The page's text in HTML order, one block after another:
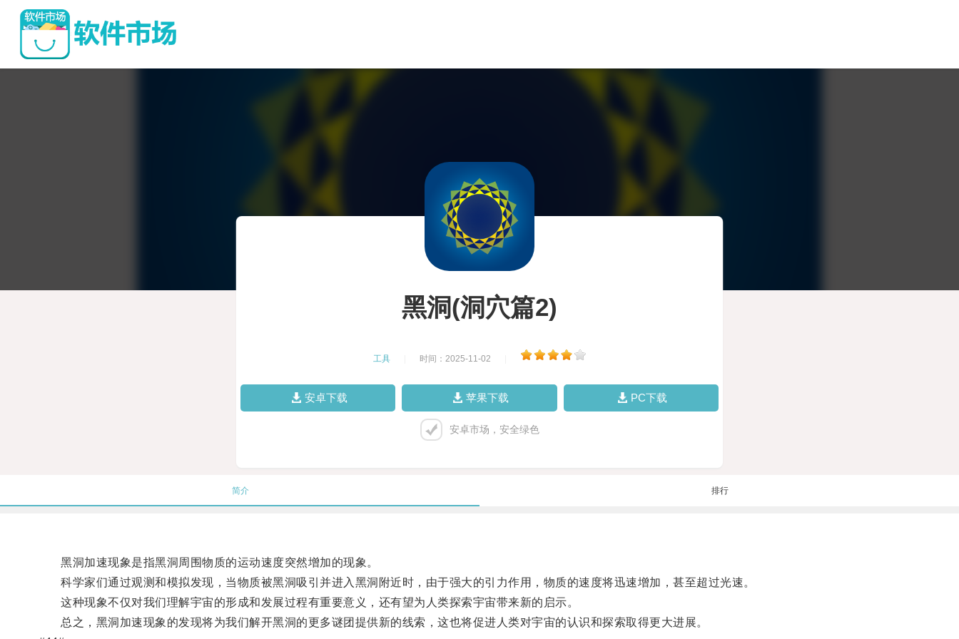
黑洞(洞穴篇2)
工具 时间：2025-11-02
安卓下载 苹果下载 PC下载
安卓市场，安全绿色
简介 排行
黑洞加速现象是指黑洞周围物质的运动速度突然增加的现象。
科学家们通过观测和模拟发现，当物质被黑洞吸引并进入黑洞附近时，由于强大的引力作用，物质的速度将迅速增加，甚至超过光速。
这种现象不仅对我们理解宇宙的形成和发展过程有重要意义，还有望为人类探索宇宙带来新的启示。
总之，黑洞加速现象的发现将为我们解开黑洞的更多谜团提供新的线索，这也将促进人类对宇宙的认识和探索取得更大进展。